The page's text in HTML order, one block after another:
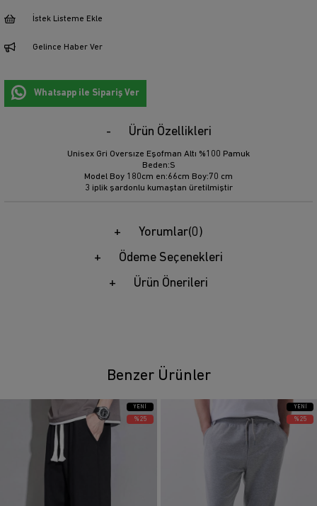
İstek Listeme Ekle
Gelince Haber Ver
Whatsapp ile Sipariş Ver
Ürün Özellikleri
Unisex Gri Oversıze Eşofman Altı %100 Pamuk
Beden:S
Model Boy 180cm en:66cm Boy:70 cm
3 iplik şardonlu kumaştan üretilmiştir
Yorumlar(0)
Ödeme Seçenekleri
Ürün Önerileri
Benzer Ürünler
YENI
ÜRÜN
%25
YENI
ÜRÜN
%25